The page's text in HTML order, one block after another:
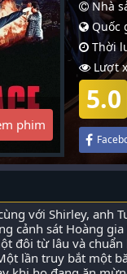
phim
Nhà
Quốc
Thời
Lượt
5.0
với Shirley, anh
cảnh sát Hoàng
đôi từ lâu và
lần truy bắt một